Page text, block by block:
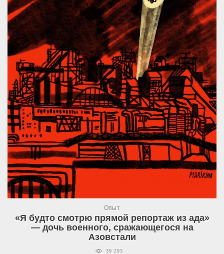
Опыт
«Я будто смотрю прямой репортаж из ада»
— дочь военного, сражающегося на
Азовстали
39 293